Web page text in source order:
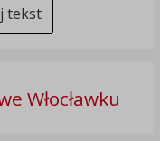
tekst
Włocławku